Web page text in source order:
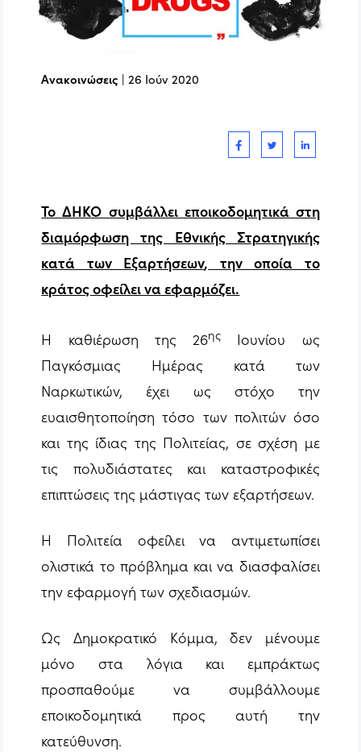
Ανακοινώσεις |26 Ιούν 2020
Το ΔΗΚΟ συμβάλλει εποικοδομητικά στη
διαμόρφωση της Εθνικής Στρατηγικής
κατά των Εξαρτήσεων, την οποία το
κράτος οφείλει να εφαρμόζει.
Η καθιέρωση της 26ης
Ιουνίου ως
Παγκόσμιας Ημέρας κατά των
Ναρκωτικών, έχει ως στόχο την
ευαισθητοποίηση τόσο των πολιτών όσο
και της ίδιας της Πολιτείας, σε σχέση με
τις πολυδιάστατες και καταστροφικές
επιπτώσεις της μάστιγας των εξαρτήσεων.
Η Πολιτεία οφείλει να αντιμετωπίσει
ολιστικά το πρόβλημα και να διασφαλίσει
την εφαρμογή των σχεδιασμών.
Ως Δημοκρατικό Κόμμα, δεν μένουμε
μόνο στα λόγια και εμπράκτως
προσπαθούμε να συμβάλλουμε
εποικοδομητικά προς αυτή την
κατεύθυνση.